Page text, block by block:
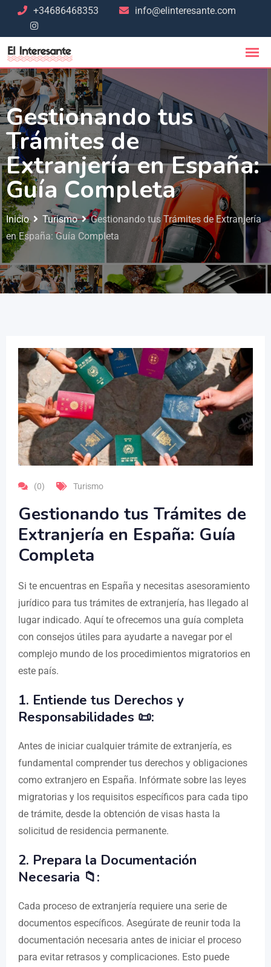
+34686468353 info@elinteresante.com
Gestionando tus
Trámites de
Extranjería en España:
Guía Completa ​​
Inicio Turismo
Gestionando tus Trámites de Extranjería
en España: Guía Completa ​​
(0) Turismo
Gestionando tus Trámites de
Extranjería en España: Guía
Completa ​​
Si te encuentras en España y necesitas asesoramiento
jurídico para tus trámites de extranjería, has llegado al
lugar indicado. Aquí te ofrecemos una guía completa
con consejos útiles para ayudarte a navegar por el
complejo mundo de los procedimientos migratorios en
este país.
1. Entiende tus Derechos y
Responsabilidades 📜:
Antes de iniciar cualquier trámite de extranjería, es
fundamental comprender tus derechos y obligaciones
como extranjero en España. Infórmate sobre las leyes
migratorias y los requisitos específicos para cada tipo
de trámite, desde la obtención de visas hasta la
solicitud de residencia permanente.
2. Prepara la Documentación
Necesaria 📁:
Cada proceso de extranjería requiere una serie de
documentos específicos. Asegúrate de reunir toda la
documentación necesaria antes de iniciar el proceso
para evitar retrasos y complicaciones. Esto puede